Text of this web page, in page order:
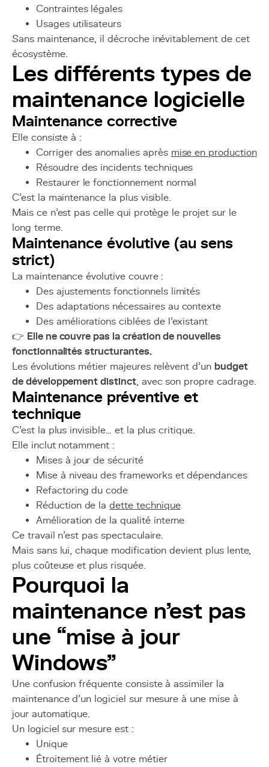
Contraintes légales
Usages utilisateurs
Sans maintenance, il décroche inévitablement de cet
écosystème.
Les différents types de
maintenance logicielle
Maintenance corrective
Elle consiste à :
Corriger des anomalies après mise en production
Résoudre des incidents techniques
Restaurer le fonctionnement normal
C’est la maintenance la plus visible.
Mais ce n’est pas celle qui protège le projet sur le
long terme.
Maintenance évolutive (au sens
strict)
La maintenance évolutive couvre :
Des ajustements fonctionnels limités
Des adaptations nécessaires au contexte
Des améliorations ciblées de l’existant
👉 Elle ne couvre pas la création de nouvelles
fonctionnalités structurantes.
Les évolutions métier majeures relèvent d’un budget
de développement distinct, avec son propre cadrage.
Maintenance préventive et
technique
C’est la plus invisible… et la plus critique.
Elle inclut notamment :
Mises à jour de sécurité
Mise à niveau des frameworks et dépendances
Refactoring du code
Réduction de ladette technique
Amélioration de la qualité interne
Ce travail n’est pas spectaculaire.
Mais sans lui, chaque modification devient plus lente,
plus coûteuse et plus risquée.
Pourquoi la
maintenance n’est pas
une “mise à jour
Windows”
Une confusion fréquente consiste à assimiler la
maintenance d’un logiciel sur mesure à une mise à
jour automatique.
Un logiciel sur mesure est :
Unique
Étroitement lié à votre métier